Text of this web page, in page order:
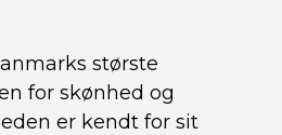
største
for skønhed og
er kendt for sit